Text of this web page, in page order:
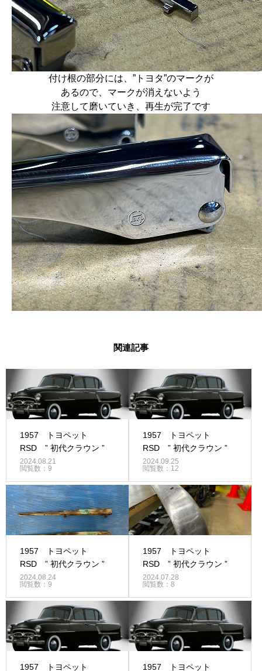
付け根の部分には、”トヨタ”のマークが
あるので、マークが消えないよう
注意して磨いていき、再生が完了です
関連記事
1957 トヨペット
RSD ” 初代クラウン ”
2024.08.21
閲覧数：9
1957 トヨペット
RSD ” 初代クラウン ”
2024.09.25
閲覧数：12
1957 トヨペット
RSD ” 初代クラウン ”
2024.08.24
閲覧数：9
1957 トヨペット
RSD ” 初代クラウン ”
2024.07.28
閲覧数：8
1957 トヨペット
1957 トヨペット